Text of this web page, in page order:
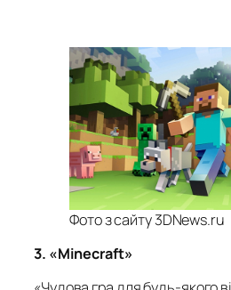
Фото з сайту 3DNews.ru
3. «Minecraft»